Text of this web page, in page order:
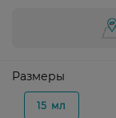
Размеры
15 мл